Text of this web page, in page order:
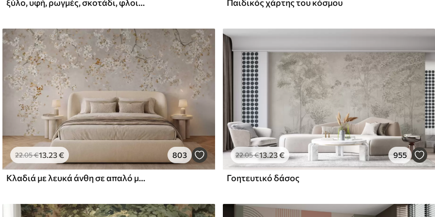
and Stick ξύλο, υφή, ρωγμές, σκοτάδι, φλοιός, επιφάνεια Παιδικός χάρτης του κόσμου
22.05€13.23€ 803
Κλαδιά με λευκά άνθη σε απαλό μπεζ φόντο
22.05€13.23€ 955
Γοητευτικό δάσος